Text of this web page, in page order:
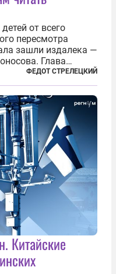
от всего
пересмотра
зашли издалека —
Глава
Синкявичюс
из программ
он это тем,
ФЕДОТ СТРЕЛЕЦКИЙ
Китайские